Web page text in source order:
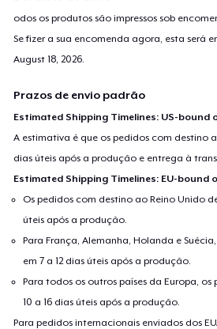
odos os produtos são impressos sob
Se fizer a sua encomenda agora, esta será
August 18, 2026.
Prazos de envio padrão
Estimated Shipping Timelines: US-bound
A estimativa é que os pedidos com destino
dias úteis após a produção e entrega à
Estimated Shipping Timelines: EU-bound
Os pedidos com destino ao Reino Unido
úteis após a produção.
Para França, Alemanha, Holanda e
em 7 a 12 dias úteis após a produção.
Para todos os outros países da Europa,
10 a 16 dias úteis após a produção.
Para pedidos internacionais enviados dos